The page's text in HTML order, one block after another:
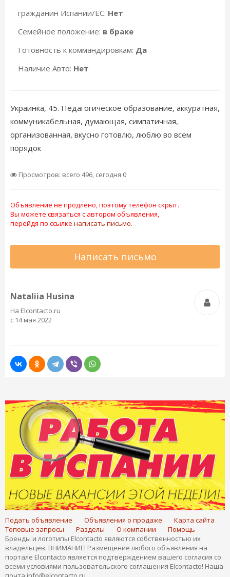
гражданин Испании/ЕС: Нет
Семейное положение: в браке
Готовность к коммандировкам: Да
Наличие Авто: Нет
Украинка, 45. Педагогическое образование, аккуратная,
коммуникабельная, думающая, симпатичная,
организованная, вкусно готовлю, люблю во всем
порядок
Просмотров: всего 496, сегодня 0
Объявление не продлено, поэтому телефон скрыт.
Вы можете связаться с автором объявления,
перейдя по ссылке написать письмо.
Написать письмо
Nataliia Husina
На Elcontacto.ru
с 14 мая 2022
Подать объявление Объявления о продаже
Карта сайта
Топовые запросы
Разделы О компании
Помощь
Бренды и логотипы Elcontacto являются собственностью их
владельцев. ВНИМАНИЕ! Размещение любого объявления на
портале Elcontacto является подтверждением вашего согласия со
всеми условиями пользовательского соглашения Elcontacto! Наша